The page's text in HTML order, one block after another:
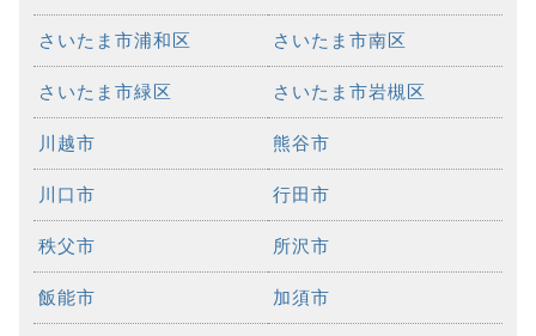
さいたま市浦和区 さいたま市南区
さいたま市緑区 さいたま市岩槻区
川越市 熊谷市
川口市 行田市
秩父市 所沢市
飯能市 加須市